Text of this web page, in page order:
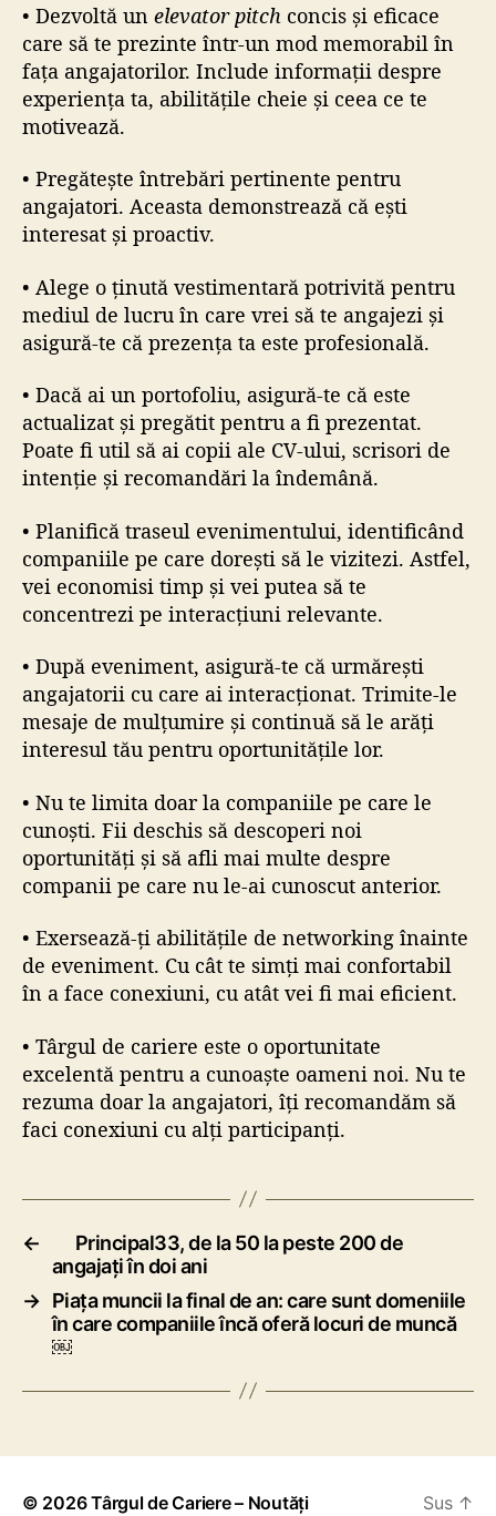
• Dezvoltă un elevator pitch concis și eficace
care să te prezinte într-un mod memorabil în
fața angajatorilor. Include informații despre
experiența ta, abilitățile cheie și ceea ce te
motivează.
• Pregătește întrebări pertinente pentru
angajatori. Aceasta demonstrează că ești
interesat și proactiv.
• Alege o ținută vestimentară potrivită pentru
mediul de lucru în care vrei să te angajezi și
asigură-te că prezența ta este profesională.
• Dacă ai un portofoliu, asigură-te că este
actualizat și pregătit pentru a fi prezentat.
Poate fi util să ai copii ale CV-ului, scrisori de
intenție și recomandări la îndemână.
• Planifică traseul evenimentului, identificând
companiile pe care dorești să le vizitezi. Astfel,
vei economisi timp și vei putea să te
concentrezi pe interacțiuni relevante.
• După eveniment, asigură-te că urmărești
angajatorii cu care ai interacționat. Trimite-le
mesaje de mulțumire și continuă să le arăți
interesul tău pentru oportunitățile lor.
• Nu te limita doar la companiile pe care le
cunoști. Fii deschis să descoperi noi
oportunități și să afli mai multe despre
companii pe care nu le-ai cunoscut anterior.
• Exersează-ți abilitățile de networking înainte
de eveniment. Cu cât te simți mai confortabil
în a face conexiuni, cu atât vei fi mai eficient.
• Târgul de cariere este o oportunitate
excelentă pentru a cunoaște oameni noi. Nu te
rezuma doar la angajatori, îți recomandăm să
faci conexiuni cu alți participanți.
←
Principal33, de la 50 la peste 200 de
angajați în doi ani
→ Piața muncii la final de an: care sunt domeniile
în care companiile încă oferă locuri de muncă
￼
© 2026Târgul de Cariere – Noutăți Sus ↑